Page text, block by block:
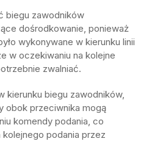
biegu zawodników
dośrodkowanie, ponieważ
wykonywane w kierunku linii
w oczekiwaniu na kolejne
zwalniać.
kierunku biegu zawodników,
obok przeciwnika mogą
komendy podania, co
podania przez